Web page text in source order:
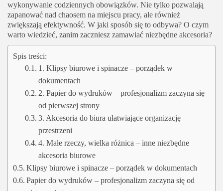
wykonywanie codziennych obowiązków. Nie tylko pozwalają
zapanować nad chaosem na miejscu pracy, ale również
zwiększają efektywność. W jaki sposób się to odbywa? O czym
warto wiedzieć, zanim zaczniesz zamawiać niezbędne akcesoria?
Spis treści:
1. Klipsy biurowe i spinacze – porządek w
dokumentach
2. Papier do wydruków – profesjonalizm zaczyna się
od pierwszej strony
3. Akcesoria do biura ułatwiające organizację
przestrzeni
4. Małe rzeczy, wielka różnica – inne niezbędne
akcesoria biurowe
Klipsy biurowe i spinacze – porządek w dokumentach
Papier do wydruków – profesjonalizm zaczyna się od